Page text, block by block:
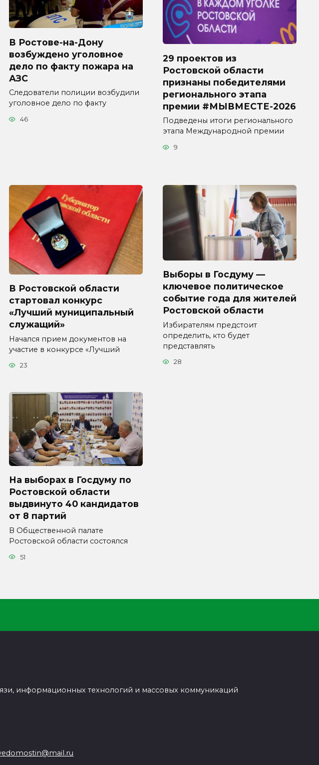
В Ростове-на-Дону
возбуждено уголовное
дело по факту пожара на
АЗС
Следователи полиции возбудили
уголовное дело по факту
46
29 проектов из
Ростовской области
признаны победителями
регионального этапа
премии #МЫВМЕСТЕ-2026
Подведены итоги регионального
этапа Международной премии
9
В Ростовской области
стартовал конкурс
«Лучший муниципальный
служащий»
Начался прием документов на
участие в конкурсе «Лучший
23
Выборы в Госдуму —
ключевое политическое
событие года для жителей
Ростовской области
Избирателям предстоит
определить, кто будет
представлять
28
На выборах в Госдуму по
Ростовской области
выдвинуто 40 кандидатов
от 8 партий
В Общественной палате
Ростовской области состоялся
51
информационных технологий и массовых коммуникаций